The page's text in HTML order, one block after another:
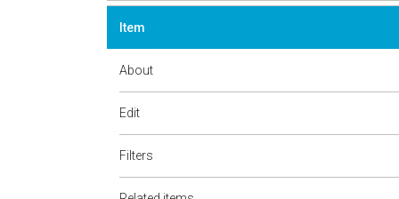
Item
About
Edit
Filters